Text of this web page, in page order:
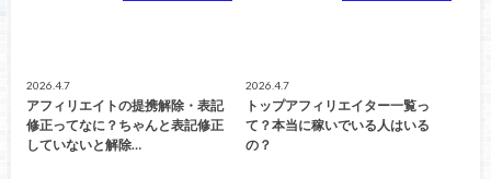
2026.4.7
アフィリエイトの提携解除・表記
修正ってなに？ちゃんと表記修正
していないと解除…
2026.4.7
トップアフィリエイター一覧っ
て？本当に稼いでいる人はいる
の？